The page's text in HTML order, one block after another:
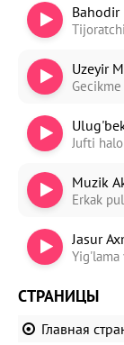
Uzeyir
Gecikme
Jufti
Muzik
Erkak
Jasur
Yig'lama
СТРАНИЦЫ
Главная